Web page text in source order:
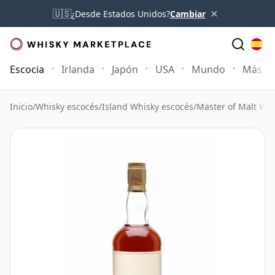
🇺🇸¿Desde Estados Unidos?Cambiar ×
Escocia Irlanda Japón USA Mundo Más
Inicio/Whisky escocés/Island Whisky escocés/Master of Malt